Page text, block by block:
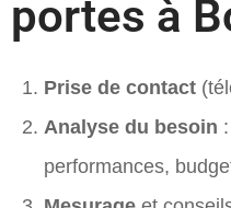
portes à
Prise de contact
Analyse du besoin
performances,